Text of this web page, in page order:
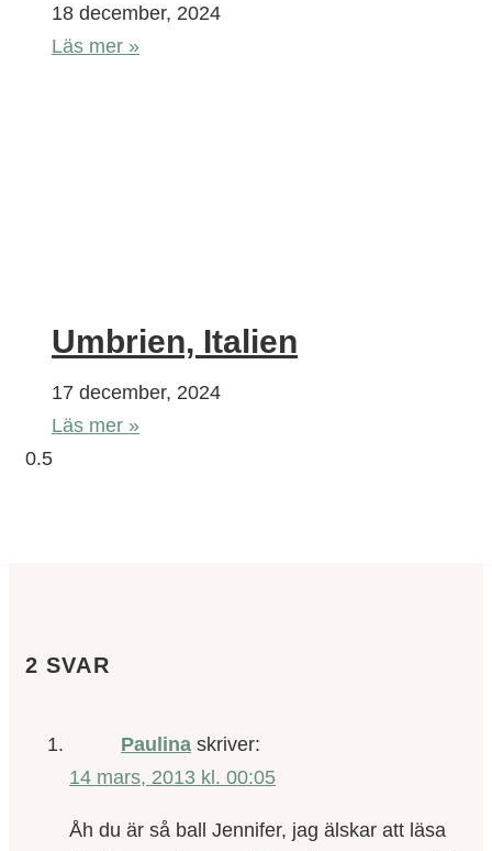
18 december, 2024
Läs mer »
Umbrien, Italien
17 december, 2024
Läs mer »
2 SVAR
Paulina skriver:
14 mars, 2013 kl. 00:05
Åh du är så ball Jennifer, jag älskar att läsa